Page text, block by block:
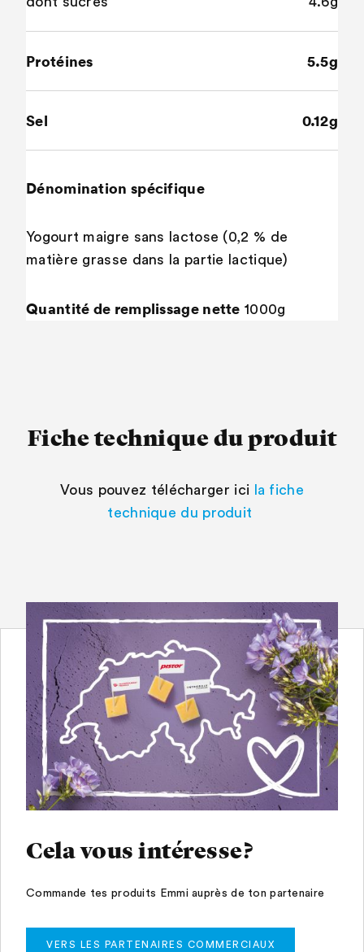
Protéines 5.5g
Sel 0.12g
Dénomination spécifique
Yogourt maigre sans lactose (0,2 % de
matière grasse dans la partie lactique)
Quantité de remplissage nette 1000g
Fiche technique du produit
Vous pouvez télécharger ici
la fiche
technique du produit
Cela vous intéresse?
Commande tes produits Emmi auprès de ton partenaire
VERS LES PARTENAIRES COMMERCIAUX